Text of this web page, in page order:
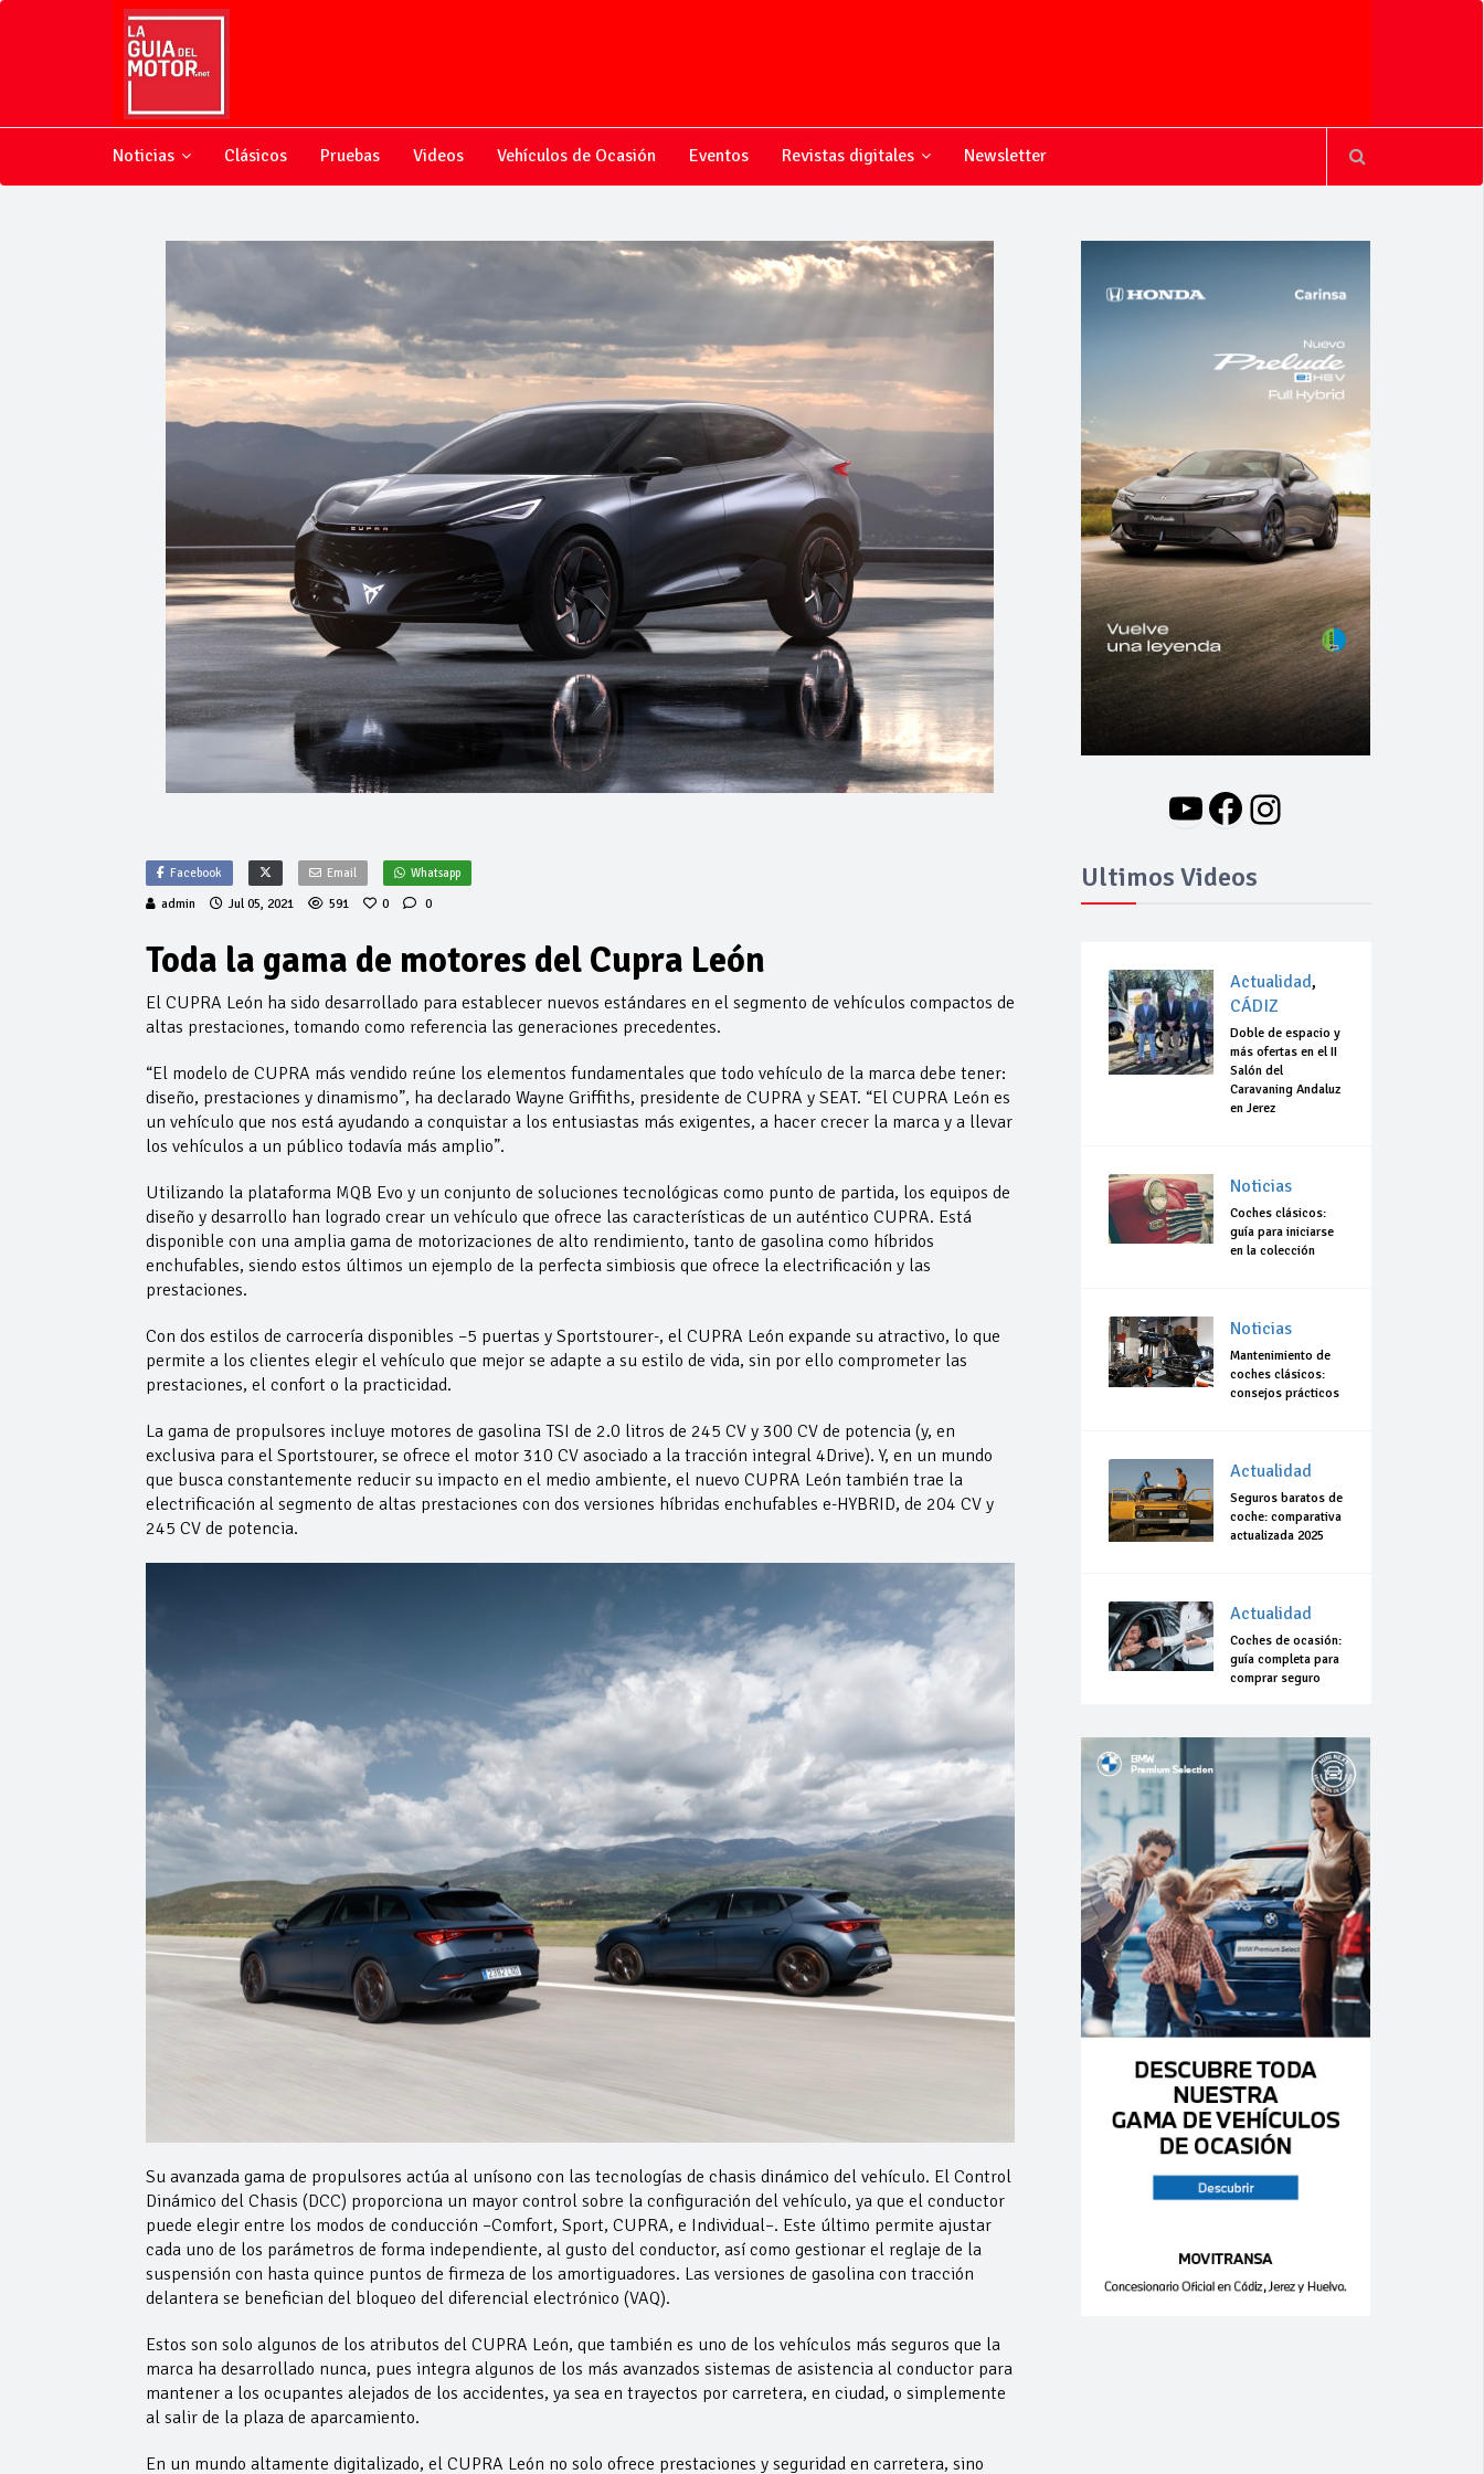
Noticias Clásicos Pruebas Videos Vehículos de Ocasión Eventos Revistas digitales Newsletter
Facebook Email Whatsapp
admin Jul 05, 2021 591 0 0
Toda la gama de motores del Cupra León
El CUPRA León ha sido desarrollado para establecer nuevos estándares en el segmento de vehículos compactos de
altas prestaciones, tomando como referencia las generaciones precedentes.
“El modelo de CUPRA más vendido reúne los elementos fundamentales que todo vehículo de la marca debe tener:
diseño, prestaciones y dinamismo”, ha declarado Wayne Griffiths, presidente de CUPRA y SEAT. “El CUPRA León es
un vehículo que nos está ayudando a conquistar a los entusiastas más exigentes, a hacer crecer la marca y a llevar
los vehículos a un público todavía más amplio”.
Utilizando la plataforma MQB Evo y un conjunto de soluciones tecnológicas como punto de partida, los equipos de
diseño y desarrollo han logrado crear un vehículo que ofrece las características de un auténtico CUPRA. Está
disponible con una amplia gama de motorizaciones de alto rendimiento, tanto de gasolina como híbridos
enchufables, siendo estos últimos un ejemplo de la perfecta simbiosis que ofrece la electrificación y las
prestaciones.
Con dos estilos de carrocería disponibles –5 puertas y Sportstourer-, el CUPRA León expande su atractivo, lo que
permite a los clientes elegir el vehículo que mejor se adapte a su estilo de vida, sin por ello comprometer las
prestaciones, el confort o la practicidad.
La gama de propulsores incluye motores de gasolina TSI de 2.0 litros de 245 CV y 300 CV de potencia (y, en
exclusiva para el Sportstourer, se ofrece el motor 310 CV asociado a la tracción integral 4Drive). Y, en un mundo
que busca constantemente reducir su impacto en el medio ambiente, el nuevo CUPRA León también trae la
electrificación al segmento de altas prestaciones con dos versiones híbridas enchufables e-HYBRID, de 204 CV y
245 CV de potencia.
Su avanzada gama de propulsores actúa al unísono con las tecnologías de chasis dinámico del vehículo. El Control
Dinámico del Chasis (DCC) proporciona un mayor control sobre la configuración del vehículo, ya que el conductor
puede elegir entre los modos de conducción –Comfort, Sport, CUPRA, e Individual–. Este último permite ajustar
cada uno de los parámetros de forma independiente, al gusto del conductor, así como gestionar el reglaje de la
suspensión con hasta quince puntos de firmeza de los amortiguadores. Las versiones de gasolina con tracción
delantera se benefician del bloqueo del diferencial electrónico (VAQ).
Estos son solo algunos de los atributos del CUPRA León, que también es uno de los vehículos más seguros que la
marca ha desarrollado nunca, pues integra algunos de los más avanzados sistemas de asistencia al conductor para
mantener a los ocupantes alejados de los accidentes, ya sea en trayectos por carretera, en ciudad, o simplemente
al salir de la plaza de aparcamiento.
En un mundo altamente digitalizado, el CUPRA León no solo ofrece prestaciones y seguridad en carretera, sino
YouTube
Facebook
Instagram
Ultimos Videos
Actualidad,
CÁDIZ
Doble de espacio y
más ofertas en el II
Salón del
Caravaning Andaluz
en Jerez
Noticias
Coches clásicos:
guía para iniciarse
en la colección
Noticias
Mantenimiento de
coches clásicos:
consejos prácticos
Actualidad
Seguros baratos de
coche: comparativa
actualizada 2025
Actualidad
Coches de ocasión:
guía completa para
comprar seguro